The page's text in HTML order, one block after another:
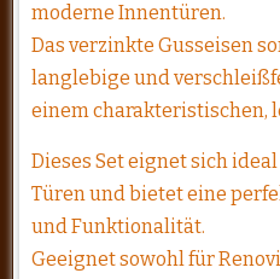
moderne Innentüren.
Das verzinkte Gusseisen
langlebige und
einem charakteristischen,
Dieses Set eignet sich
Türen und bietet eine
und Funktionalität.
Geeignet sowohl für